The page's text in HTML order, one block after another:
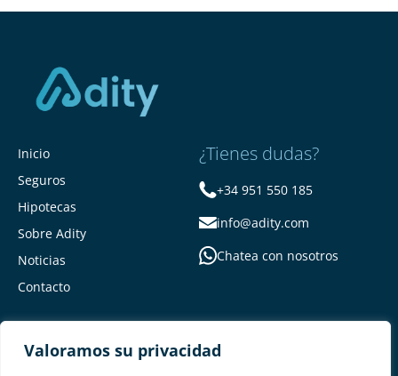
Valoramos su privacidad
Inicio
Seguros
Hipotecas
Sobre Adity
Noticias
Contacto
¿Tienes dudas?
+34 951 550 185
info@adity.com
Chatea con nosotros